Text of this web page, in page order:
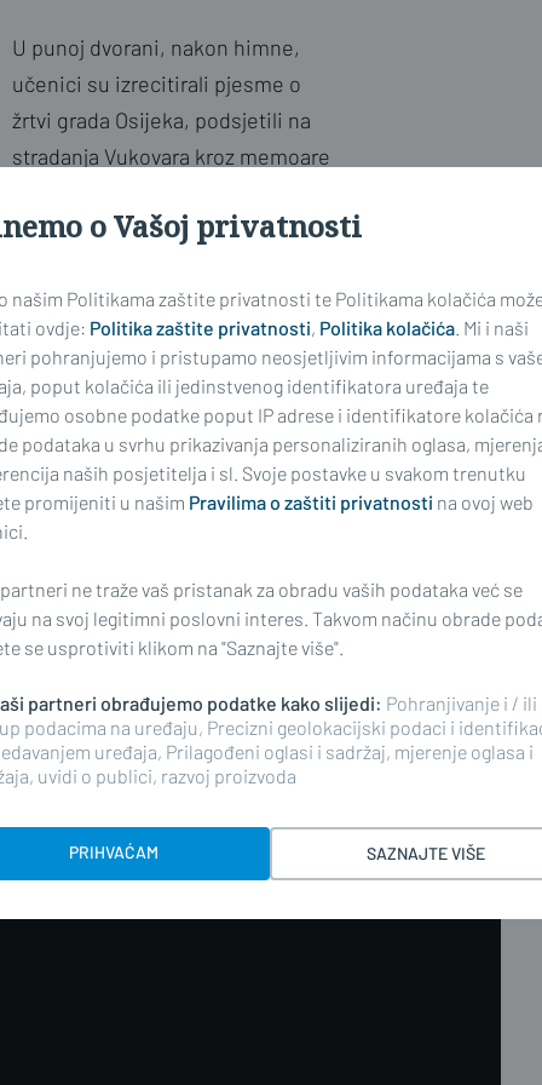
U punoj dvorani, nakon himne,
učenici su izrecitirali pjesme o
žrtvi grada Osijeka, podsjetili na
stradanja Vukovara kroz memoare
pjesmu 'Vezak vezla Hrvatica
Oni malo stariji, učenici 7. i 8.
od Garčina do Vukovara, održanoj
samo četiri sata.
i nasilje. Za
Ljubav!
o Vašoj privatnosti
našim Politikama zaštite privatnosti te Politikama kolačića
ovdje: Politika zaštite privatnosti, Politika kolačića . Mi i naši
pohranjujemo i pristupamo neosjetljivim informacijama s
poput kolačića ili jedinstvenog identifikatora uređaja te
osobne podatke poput IP adrese i identifikatore kolačića
podataka u svrhu prikazivanja personaliziranih oglasa,
naših posjetitelja i sl. Svoje postavke u svakom trenutku
promijeniti u našim Pravilima o zaštiti privatnosti na ovoj web
ne traže vaš pristanak za obradu vaših podataka već se
na svoj legitimni poslovni interes. Takvom načinu obrade
se usprotiviti klikom na "Saznajte više".
partneri obrađujemo podatke kako slijedi: Pohranjivanje i / ili
podacima na uređaju, Precizni geolokacijski podaci i
uređaja, Prilagođeni oglasi i sadržaj, mjerenje oglasa i
uvidi o publici, razvoj proizvoda
PRIHVAĆAM SAZNAJTE VIŠE